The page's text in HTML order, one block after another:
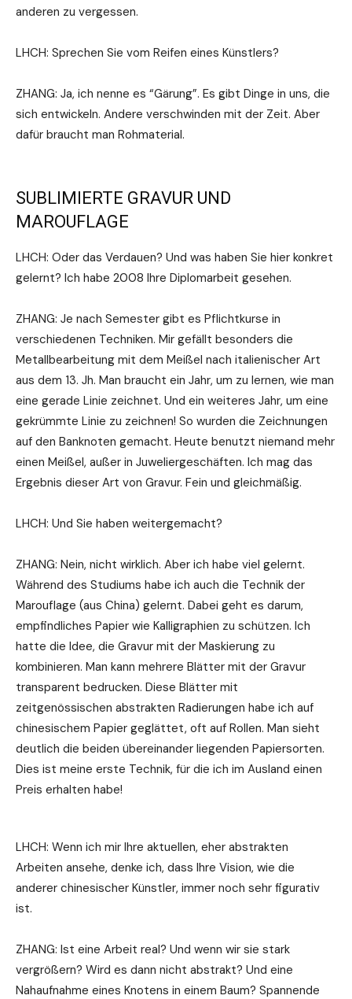
anderen zu vergessen.
LHCH: Sprechen Sie vom Reifen eines Künstlers?
ZHANG: Ja, ich nenne es “Gärung”. Es gibt Dinge in uns, die
sich entwickeln. Andere verschwinden mit der Zeit. Aber
dafür braucht man Rohmaterial.
SUBLIMIERTE GRAVUR UND
MAROUFLAGE
LHCH: Oder das Verdauen? Und was haben Sie hier konkret
gelernt? Ich habe 2008 Ihre Diplomarbeit gesehen.
ZHANG: Je nach Semester gibt es Pflichtkurse in
verschiedenen Techniken. Mir gefällt besonders die
Metallbearbeitung mit dem Meißel nach italienischer Art
aus dem 13. Jh. Man braucht ein Jahr, um zu lernen, wie man
eine gerade Linie zeichnet. Und ein weiteres Jahr, um eine
gekrümmte Linie zu zeichnen! So wurden die Zeichnungen
auf den Banknoten gemacht. Heute benutzt niemand mehr
einen Meißel, außer in Juweliergeschäften. Ich mag das
Ergebnis dieser Art von Gravur. Fein und gleichmäßig.
LHCH: Und Sie haben weitergemacht?
ZHANG: Nein, nicht wirklich. Aber ich habe viel gelernt.
Während des Studiums habe ich auch die Technik der
Marouflage (aus China) gelernt. Dabei geht es darum,
empfindliches Papier wie Kalligraphien zu schützen. Ich
hatte die Idee, die Gravur mit der Maskierung zu
kombinieren. Man kann mehrere Blätter mit der Gravur
transparent bedrucken. Diese Blätter mit
zeitgenössischen abstrakten Radierungen habe ich auf
chinesischem Papier geglättet, oft auf Rollen. Man sieht
deutlich die beiden übereinander liegenden Papiersorten.
Dies ist meine erste Technik, für die ich im Ausland einen
Preis erhalten habe!
LHCH: Wenn ich mir Ihre aktuellen, eher abstrakten
Arbeiten ansehe, denke ich, dass Ihre Vision, wie die
anderer chinesischer Künstler, immer noch sehr figurativ
ist.
ZHANG: Ist eine Arbeit real? Und wenn wir sie stark
vergrößern? Wird es dann nicht abstrakt? Und eine
Nahaufnahme eines Knotens in einem Baum? Spannende